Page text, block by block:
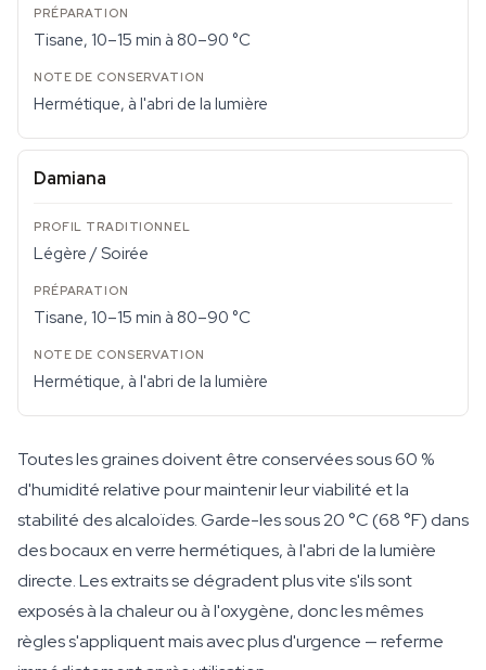
Tisane, 10–15 min à 80–90 °C
Hermétique, à l'abri de la lumière
Damiana
Légère / Soirée
Tisane, 10–15 min à 80–90 °C
Hermétique, à l'abri de la lumière
Toutes les graines doivent être conservées sous 60 %
d'humidité relative pour maintenir leur viabilité et la
stabilité des alcaloïdes. Garde-les sous 20 °C (68 °F) dans
des bocaux en verre hermétiques, à l'abri de la lumière
directe. Les extraits se dégradent plus vite s'ils sont
exposés à la chaleur ou à l'oxygène, donc les mêmes
règles s'appliquent mais avec plus d'urgence — referme